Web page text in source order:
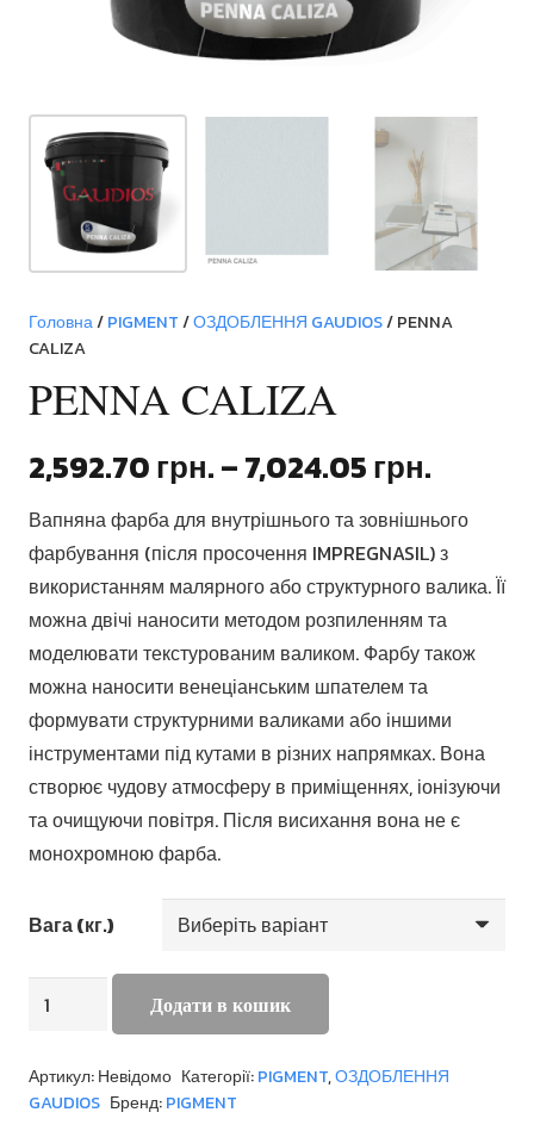
Головна/PIGMENT/ОЗДОБЛЕННЯ GAUDIOS/ PENNA
CALIZA
PENNA CALIZA
2,592.70грн.–7,024.05грн.
від
до
Вапняна фарба для внутрішнього та зовнішнього
фарбування (після просочення IMPREGNASIL) з
використанням малярного або структурного валика. Її
можна двічі наносити методом розпиленням та
моделювати текстурованим валиком. Фарбу також
можна наносити венеціанським шпателем та
формувати структурними валиками або іншими
інструментами під кутами в різних напрямках. Вона
створює чудову атмосферу в приміщеннях, іонізуючи
та очищуючи повітря. Після висихання вона не є
монохромною фарба.
Вага (кг.)
PENNA
Додати в кошик
Артикул:Невідомо Категорії:PIGMENT,ОЗДОБЛЕННЯ
GAUDIOS Бренд:PIGMENT